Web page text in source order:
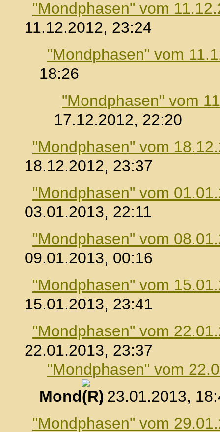
"Mondphasen" vom
11.12.2012, 23:24
"Mondphasen" vom
18:26
"Mondphasen" vom
17.12.2012, 22:20
"Mondphasen" vom
18.12.2012, 23:37
"Mondphasen" vom
03.01.2013, 22:11
"Mondphasen" vom
09.01.2013, 00:16
"Mondphasen" vom
15.01.2013, 23:41
"Mondphasen" vom
22.01.2013, 23:37
"Mondphasen" vom
Mond
, 23.01.2013,
"Mondphasen" vom